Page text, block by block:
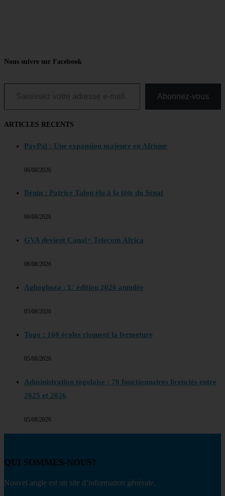
Nous suivre sur Facebook
Saisissez votre adresse e-mail…
Abonnez-vous
ARTICLES RECENTS
PayPal : Une expansion majeure en Afrique
06/08/2026
Bénin : Patrice Talon élu à la tête du Sénat
06/08/2026
GVA devient Canal+ Telecom Africa
06/08/2026
Agbogboza : L’ édition 2026 annulée
05/08/2026
Togo : 160 écoles risquent la fermeture
05/08/2026
Administration togolaise : 78 fonctionnaires licenciés entre
2025 et 2026
05/08/2026
QUI SOMMES-NOUS?
Nouvel angle est un site d’information générale.